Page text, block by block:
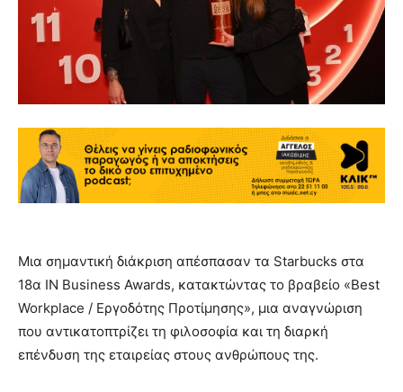
Μια σημαντική διάκριση απέσπασαν τα Starbucks στα
18α IN Business Awards, κατακτώντας το βραβείο «Best
Workplace / Εργοδότης Προτίμησης», μια αναγνώριση
που αντικατοπτρίζει τη φιλοσοφία και τη διαρκή
επένδυση της εταιρείας στους ανθρώπους της.